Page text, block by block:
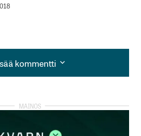
kommentti
kommentti
kirjautua